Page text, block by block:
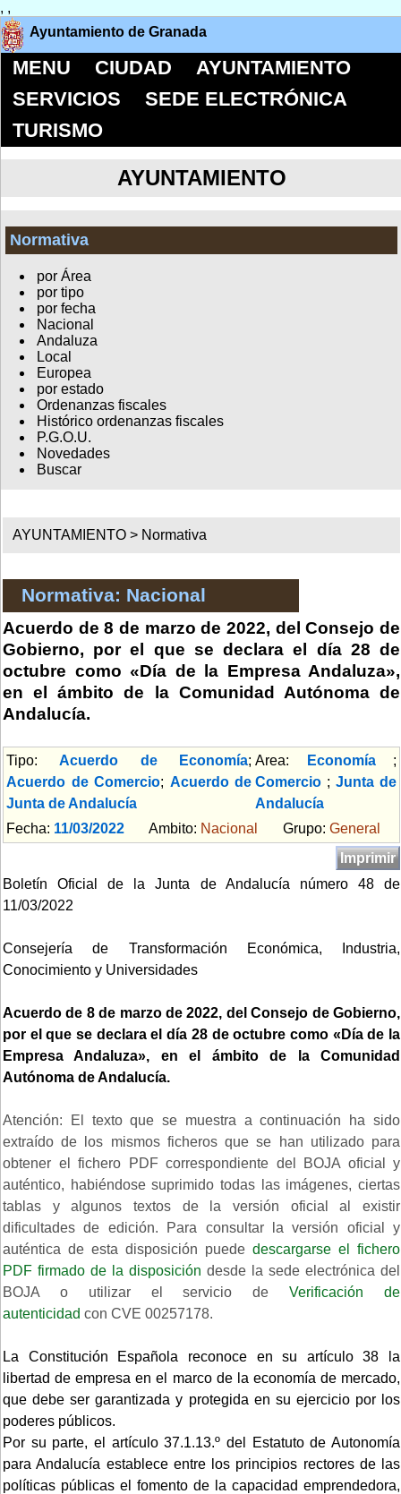
, ,
Ayuntamiento de Granada
MENU CIUDAD
AYUNTAMIENTO
SERVICIOS
SEDE ELECTRÓNICA
TURISMO
AYUNTAMIENTO
Normativa
por Área
por tipo
por fecha
Nacional
Andaluza
Local
Europea
por estado
Ordenanzas fiscales
Histórico ordenanzas fiscales
P.G.O.U.
Novedades
Buscar
AYUNTAMIENTO > Normativa
Normativa: Nacional
Acuerdo de 8 de marzo de 2022, del Consejo de
Gobierno, por el que se declara el día 28 de
octubre como «Día de la Empresa Andaluza»,
en el ámbito de la Comunidad Autónoma de
Andalucía.
Tipo:Acuerdo de Economía;
Acuerdo de Comercio; Acuerdo de
Junta de Andalucía
Area: Economía;
Comercio ; Junta de
Andalucía
Fecha: 11/03/2022 Ambito: Nacional Grupo: General
Imprimir
Boletín Oficial de la Junta de Andalucía número 48 de
11/03/2022
Consejería de Transformación Económica, Industria,
Conocimiento y Universidades
Acuerdo de 8 de marzo de 2022, del Consejo de Gobierno,
por el que se declara el día 28 de octubre como «Día de la
Empresa Andaluza», en el ámbito de la Comunidad
Autónoma de Andalucía.
Atención: El texto que se muestra a continuación ha sido
extraído de los mismos ficheros que se han utilizado para
obtener el fichero PDF correspondiente del BOJA oficial y
auténtico, habiéndose suprimido todas las imágenes, ciertas
tablas y algunos textos de la versión oficial al existir
dificultades de edición. Para consultar la versión oficial y
auténtica de esta disposición puede descargarse el fichero
PDF firmado de la disposición desde la sede electrónica del
BOJA o utilizar el servicio deVerificación de
autenticidad con CVE 00257178.
La Constitución Española reconoce en su artículo 38 la
libertad de empresa en el marco de la economía de mercado,
que debe ser garantizada y protegida en su ejercicio por los
poderes públicos.
Por su parte, el artículo 37.1.13.º del Estatuto de Autonomía
para Andalucía establece entre los principios rectores de las
políticas públicas el fomento de la capacidad emprendedora,